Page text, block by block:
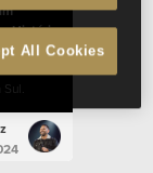
História
dia 27
2024 no
Sul.
All Cookies